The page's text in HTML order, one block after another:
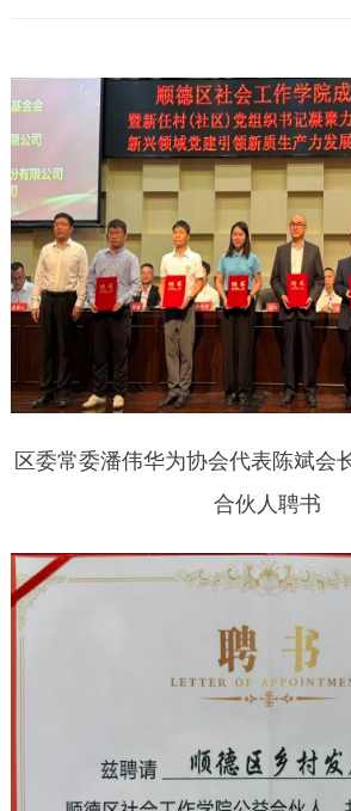
区委常委潘伟华为协会代表陈斌会
合伙人聘书